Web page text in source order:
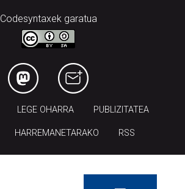
Codesyntaxek garatua
LEGE OHARRA PUBLIZITATEA
HARREMANETARAKO RSS